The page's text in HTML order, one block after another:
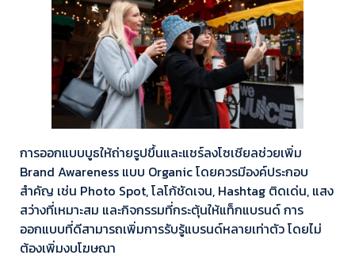
การออกแบบบูธให้ถ่ายรูปขึ้นและแชร์ลงโซเชียลช่วยเพิ่ม
Brand Awareness แบบ Organic โดยควรมีองค์ประกอบ
สำคัญ เช่น Photo Spot, โลโก้ชัดเจน, Hashtag ติดเด่น, แสง
สว่างที่เหมาะสม และกิจกรรมที่กระตุ้นให้แท็กแบรนด์ การ
ออกแบบที่ดีสามารถเพิ่มการรับรู้แบรนด์หลายเท่าตัว โดยไม่
ต้องเพิ่มงบโฆษณา